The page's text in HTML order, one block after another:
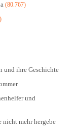
(80.767)
und ihre Geschichte
und
nicht mehr hergebe